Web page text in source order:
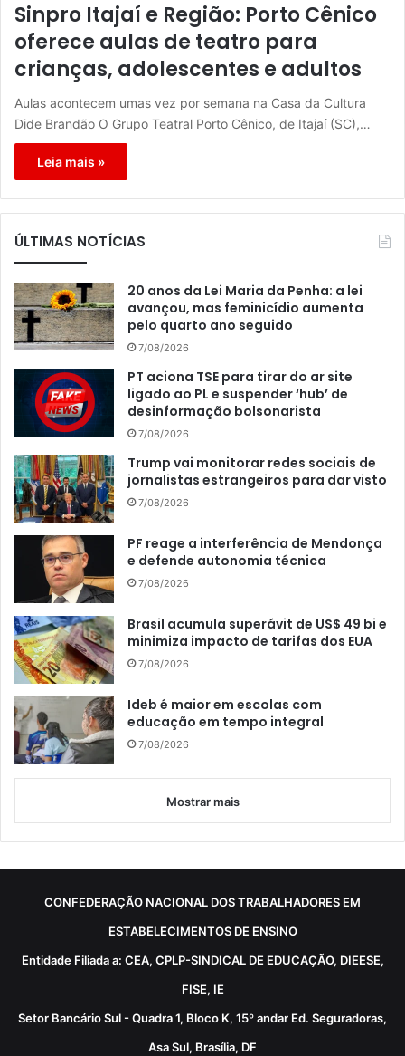
Sinpro Itajaí e Região: Porto Cênico
oferece aulas de teatro para
crianças, adolescentes e adultos
Aulas acontecem umas vez por semana na Casa da Cultura
Dide Brandão O Grupo Teatral Porto Cênico, de Itajaí (SC),…
Leia mais »
ÚLTIMAS NOTÍCIAS
20 anos da Lei Maria da Penha: a lei
avançou, mas feminicídio aumenta
pelo quarto ano seguido
7/08/2026
PT aciona TSE para tirar do ar site
ligado ao PL e suspender ‘hub’ de
desinformação bolsonarista
7/08/2026
Trump vai monitorar redes sociais de
jornalistas estrangeiros para dar visto
7/08/2026
PF reage a interferência de Mendonça
e defende autonomia técnica
7/08/2026
Brasil acumula superávit de US$ 49 bi e
minimiza impacto de tarifas dos EUA
7/08/2026
Ideb é maior em escolas com
educação em tempo integral
7/08/2026
Mostrar mais
CONFEDERAÇÃO NACIONAL DOS TRABALHADORES EM
ESTABELECIMENTOS DE ENSINO
Entidade Filiada a: CEA, CPLP-SINDICAL DE EDUCAÇÃO, DIEESE,
FISE, IE
Setor Bancário Sul - Quadra 1, Bloco K, 15º andar Ed. Seguradoras,
Asa Sul, Brasília, DF